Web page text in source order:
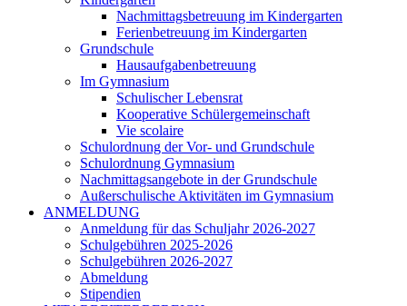
Nachmittagsbetreuung im Kindergarten
Ferienbetreuung im Kindergarten
Grundschule
Hausaufgabenbetreuung
Im Gymnasium
Schulischer Lebensrat
Kooperative Schülergemeinschaft
Vie scolaire
Schulordnung der Vor- und Grundschule
Schulordnung Gymnasium
Nachmittagsangebote in der Grundschule
Außerschulische Aktivitäten im Gymnasium
ANMELDUNG
Anmeldung für das Schuljahr 2026-2027
Schulgebühren 2025-2026
Schulgebühren 2026-2027
Abmeldung
Stipendien